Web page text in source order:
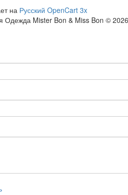
на Русский OpenCart 3x
Одежда Mister Bon & Miss Bon © 2026